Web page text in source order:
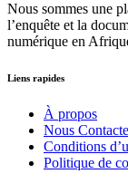
Nous sommes une
l’enquête et la
numérique en
Liens rapides
À propos
Nous
Conditions
Politique de